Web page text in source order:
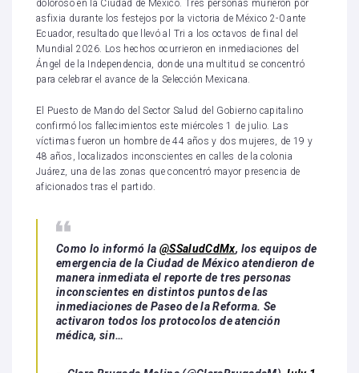
doloroso en la Ciudad de México. Tres personas murieron por
asfixia durante los festejos por la victoria de México 2-0 ante
Ecuador, resultado que llevó al Tri a los octavos de final del
Mundial 2026. Los hechos ocurrieron en inmediaciones del
Ángel de la Independencia, donde una multitud se concentró
para celebrar el avance de la Selección Mexicana.
El Puesto de Mando del Sector Salud del Gobierno capitalino
confirmó los fallecimientos este miércoles 1 de julio. Las
víctimas fueron un hombre de 44 años y dos mujeres, de 19 y
48 años, localizados inconscientes en calles de la colonia
Juárez, una de las zonas que concentró mayor presencia de
aficionados tras el partido.
Como lo informó la @SSaludCdMx, los equipos de
emergencia de la Ciudad de México atendieron de
manera inmediata el reporte de tres personas
inconscientes en distintos puntos de las
inmediaciones de Paseo de la Reforma. Se
activaron todos los protocolos de atención
médica, sin…